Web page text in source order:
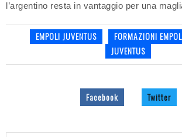
l’argentino resta in vantaggio per una
EMPOLI JUVENTUS
FORMAZIONI
JUVENTUS
Facebook Twitter